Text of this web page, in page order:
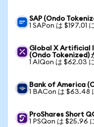
SAP (Ondo
1 SAPon は $197.01
Global X Artificial
(Ondo Tokenized)
1 AIQon は $62.03
Bank of America
1 BACon は $63.48
ProShares Short
1 PSQon は $25.96